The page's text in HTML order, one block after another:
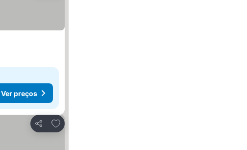
Ver preços
Partilhar
Adicionar aos favoritos